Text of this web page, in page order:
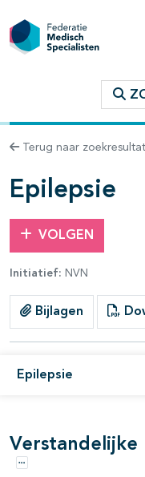
Terug naar
Epilepsie
VOLGEN
Initiatief: NVN
Bijlagen
Epilepsie
binnen deze
open- en
Opties